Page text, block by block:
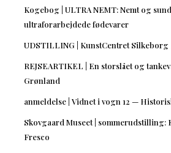
Kogebog | ULTRA NEMT: Nemt og
ultraforarbejdede fødevarer
UDSTILLING | KunstCentret Silkeborg
REJSEARTIKEL | En storslået og
Grønland
anmeldelse | Vidnet i vogn 12 —
Skovgaard Museet | sommerudstilling:
Fresco